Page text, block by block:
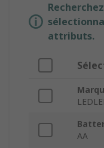
attributs.
AA